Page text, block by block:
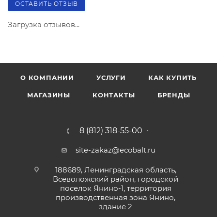
ОСТАВИТЬ ОТЗЫВ
Загрузка отзывов...
О КОМПАНИИ УСЛУГИ КАК КУПИТЬ
МАГАЗИНЫ КОНТАКТЫ БРЕНДЫ
8 (812) 318-55-00
site-zakaz@ecobalt.ru
188689, Ленинградская область,
Всеволожский район, городской
поселок Янино-1, территория
производственная зона Янино,
здание 2